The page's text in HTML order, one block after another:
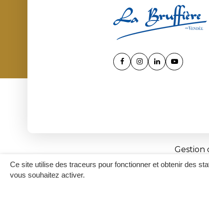
Ce site utilise des traceurs pour fonctionner et obtenir des
vous souhaitez activer.
Lien Lien Lien Lien
Gestion